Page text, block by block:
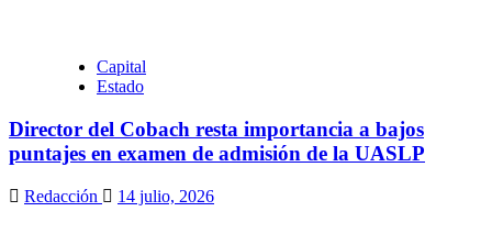
Capital
Estado
Director del Cobach resta importancia a bajos
puntajes en examen de admisión de la UASLP
Redacción 14 julio, 2026